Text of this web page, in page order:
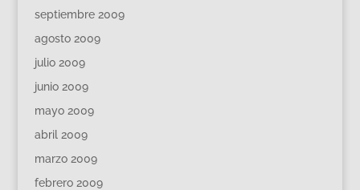
septiembre 2009
agosto 2009
julio 2009
junio 2009
mayo 2009
abril 2009
marzo 2009
febrero 2009